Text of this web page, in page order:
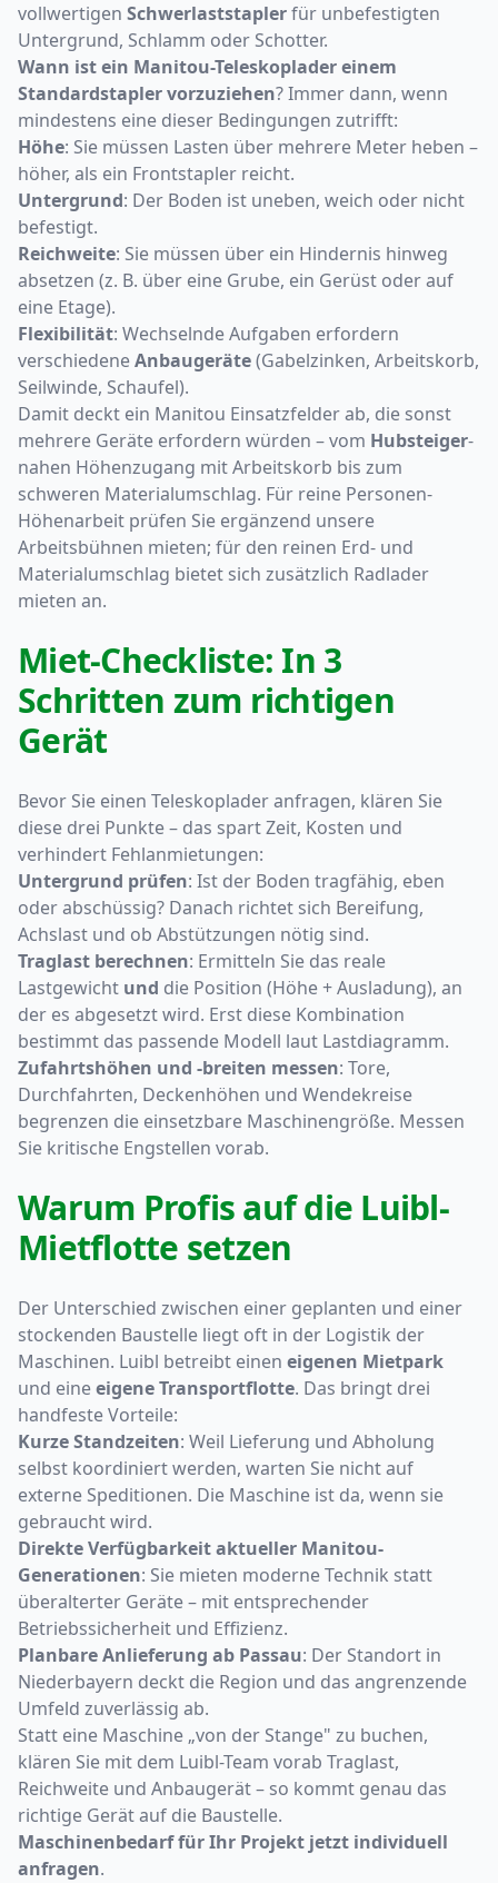
vollwertigen Schwerlaststaplerfür unbefestigten
Untergrund, Schlamm oder Schotter.
Wann ist ein Manitou-Teleskoplader einem
Standardstapler vorzuziehen? Immer dann, wenn
mindestens eine dieser Bedingungen zutrifft:
Höhe: Sie müssen Lasten über mehrere Meter heben –
höher, als ein Frontstapler reicht.
Untergrund: Der Boden ist uneben, weich oder nicht
befestigt.
Reichweite: Sie müssen über ein Hindernis hinweg
absetzen (z. B. über eine Grube, ein Gerüst oder auf
eine Etage).
Flexibilität: Wechselnde Aufgaben erfordern
verschiedeneAnbaugeräte(Gabelzinken, Arbeitskorb,
Seilwinde, Schaufel).
Damit deckt ein Manitou Einsatzfelder ab, die sonst
mehrere Geräte erfordern würden – vom Hubsteiger-
nahen Höhenzugang mit Arbeitskorb bis zum
schweren Materialumschlag. Für reine Personen-
Höhenarbeit prüfen Sie ergänzend unsere
Arbeitsbühnen mieten; für den reinen Erd- und
Materialumschlag bietet sich zusätzlich Radlader
mieten an.
Miet-Checkliste: In 3
Schritten zum richtigen
Gerät
Bevor Sie einen Teleskoplader anfragen, klären Sie
diese drei Punkte – das spart Zeit, Kosten und
verhindert Fehlanmietungen:
Untergrund prüfen: Ist der Boden tragfähig, eben
oder abschüssig? Danach richtet sich Bereifung,
Achslast und ob Abstützungen nötig sind.
Traglast berechnen: Ermitteln Sie das reale
Lastgewicht und die Position (Höhe + Ausladung), an
der es abgesetzt wird. Erst diese Kombination
bestimmt das passende Modell laut Lastdiagramm.
Zufahrtshöhen und -breiten messen: Tore,
Durchfahrten, Deckenhöhen und Wendekreise
begrenzen die einsetzbare Maschinengröße. Messen
Sie kritische Engstellen vorab.
Warum Profis auf die Luibl-
Mietflotte setzen
Der Unterschied zwischen einer geplanten und einer
stockenden Baustelle liegt oft in der Logistik der
Maschinen. Luibl betreibt einen eigenen Mietpark
und eineeigene Transportflotte. Das bringt drei
handfeste Vorteile:
Kurze Standzeiten: Weil Lieferung und Abholung
selbst koordiniert werden, warten Sie nicht auf
externe Speditionen. Die Maschine ist da, wenn sie
gebraucht wird.
Direkte Verfügbarkeit aktueller Manitou-
Generationen: Sie mieten moderne Technik statt
überalterter Geräte – mit entsprechender
Betriebssicherheit und Effizienz.
Planbare Anlieferung ab Passau: Der Standort in
Niederbayern deckt die Region und das angrenzende
Umfeld zuverlässig ab.
Statt eine Maschine „von der Stange" zu buchen,
klären Sie mit dem Luibl-Team vorab Traglast,
Reichweite und Anbaugerät – so kommt genau das
richtige Gerät auf die Baustelle.
Maschinenbedarf für Ihr Projekt jetzt individuell
anfragen.